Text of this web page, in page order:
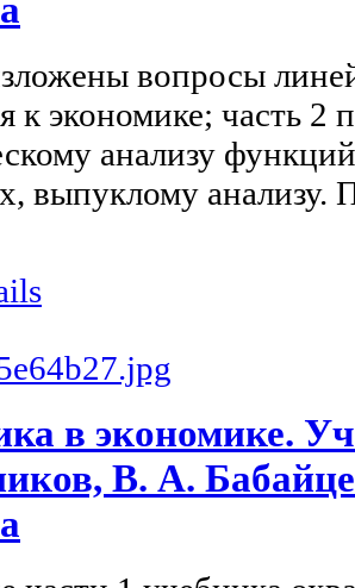
вопросы
к экономике; часть 2
анализу
выпуклому анализу.
в экономике.
В. А.